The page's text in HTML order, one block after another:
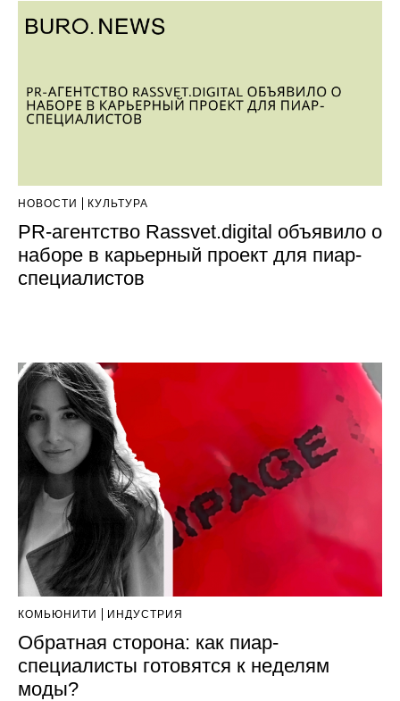
НОВОСТИ КУЛЬТУРА
PR-агентство Rassvet.digital объявило о
наборе в карьерный проект для пиар-
специалистов
КОМЬЮНИТИ ИНДУСТРИЯ
Обратная сторона: как пиар-
специалисты готовятся к неделям
моды?